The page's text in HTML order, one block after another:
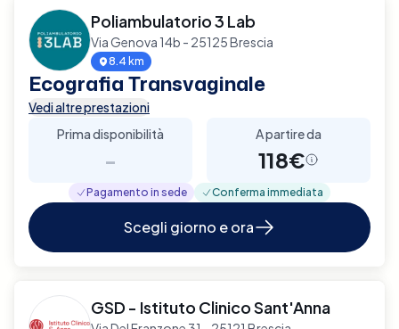
Poliambulatorio 3 Lab
Via Genova 14b - 25125 Brescia
8.4 km
Ecografia Transvaginale
Vedi altre prestazioni
Prima disponibilità
-
A partire da
118€
Pagamento in sede Conferma immediata
Scegli giorno e ora
GSD - Istituto Clinico Sant'Anna